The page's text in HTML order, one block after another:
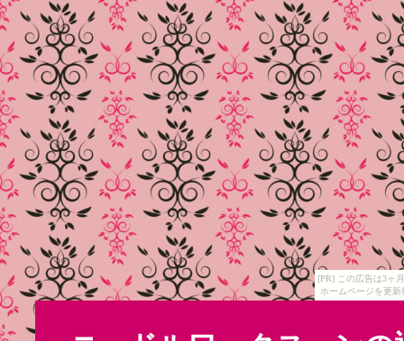
[PR] この広告は3ヶ
ホームページを更